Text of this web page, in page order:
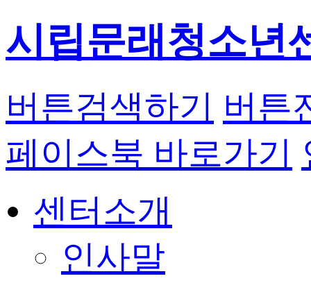
시립문래청소년
버튼검색하기 버튼
페이스북 바로가기
센터소개
인사말